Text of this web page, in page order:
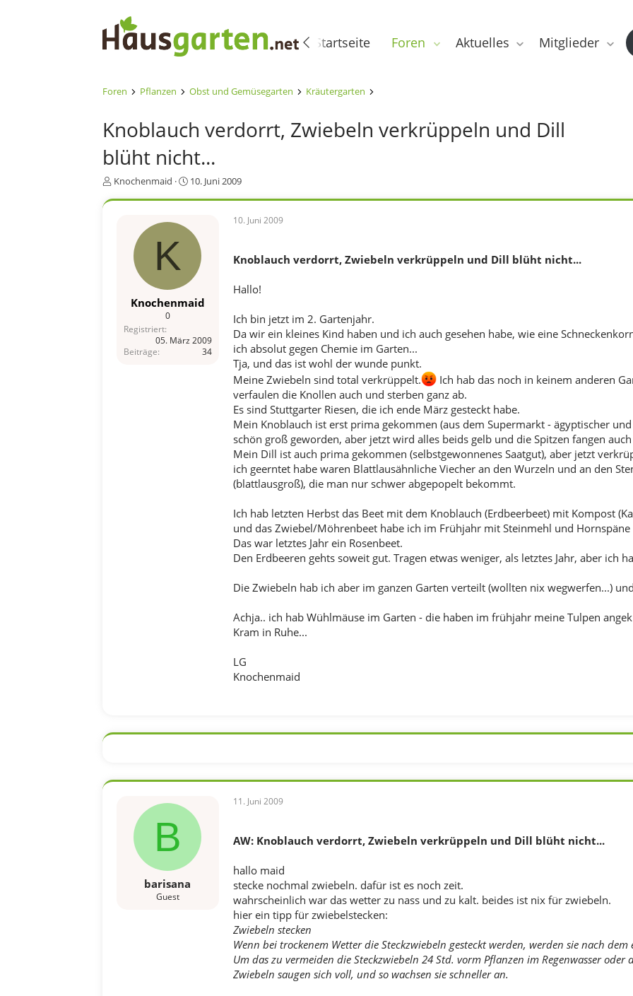
Startseite Foren Aktuelles Mitglieder
Foren Pflanzen Obst und Gemüsegarten Kräutergarten
Knoblauch verdorrt, Zwiebeln verkrüppeln und Dill
blüht nicht...
E
Knochenmaid
E
e
a
10. Juni 2009
K
Knochenmaid
0
Registriert
05. März 2009
Beiträge
34
10. Juni 2009
Knoblauch verdorrt, Zwiebeln verkrüppeln und Dill blüht nicht...
Hallo!
Ich bin jetzt im 2. Gartenjahr.
Da wir ein kleines Kind haben und ich auch gesehen habe, wie eine
ich absolut gegen Chemie im Garten...
Tja, und das ist wohl der wunde punkt.
Meine Zwiebeln sind total verkrüppelt.
Ich hab das noch in keinem anderen
verfaulen die Knollen auch und sterben ganz ab.
Es sind Stuttgarter Riesen, die ich ende März gesteckt habe.
Mein Knoblauch ist erst prima gekommen (aus dem Supermarkt - ägyptischer
schön groß geworden, aber jetzt wird alles beids gelb und die Spitzen fangen
Mein Dill ist auch prima gekommen (selbstgewonnenes Saatgut), aber jetzt
ich geerntet habe waren Blattlausähnliche Viecher an den Wurzeln und an den
(blattlausgroß), die man nur schwer abgepopelt bekommt.
Ich hab letzten Herbst das Beet mit dem Knoblauch (Erdbeerbeet) mit Kompost
und das Zwiebel/Möhrenbeet habe ich im Frühjahr mit Steinmehl und Hornspäne
Das war letztes Jahr ein Rosenbeet.
Den Erdbeeren gehts soweit gut. Tragen etwas weniger, als letztes Jahr, aber ich
Die Zwiebeln hab ich aber im ganzen Garten verteilt (wollten nix wegwerfen...)
Achja.. ich hab Wühlmäuse im Garten - die haben im frühjahr meine Tulpen
Kram in Ruhe...
LG
Knochenmaid
B
barisana
Guest
11. Juni 2009
AW: Knoblauch verdorrt, Zwiebeln verkrüppeln und Dill blüht nicht...
hallo maid
stecke nochmal zwiebeln. dafür ist es noch zeit.
wahrscheinlich war das wetter zu nass und zu kalt. beides ist nix für zwiebeln.
hier ein tipp für zwiebelstecken:
Zwiebeln stecken
Wenn bei trockenem Wetter die Steckzwiebeln gesteckt werden, werden sie nach
Um das zu vermeiden die Steckzwiebeln 24 Std. vorm Pflanzen im Regenwasser oder
Zwiebeln saugen sich voll, und so wachsen sie schneller an.